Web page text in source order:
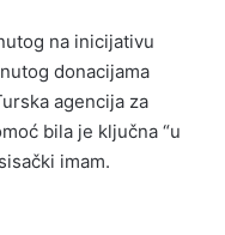
na inicijativu
donacijama
agencija za
bila je ključna “u
imam.